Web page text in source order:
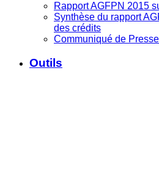
Rapport AGFPN 2015
Synthèse du rapport
des crédits
Communiqué de
Outils